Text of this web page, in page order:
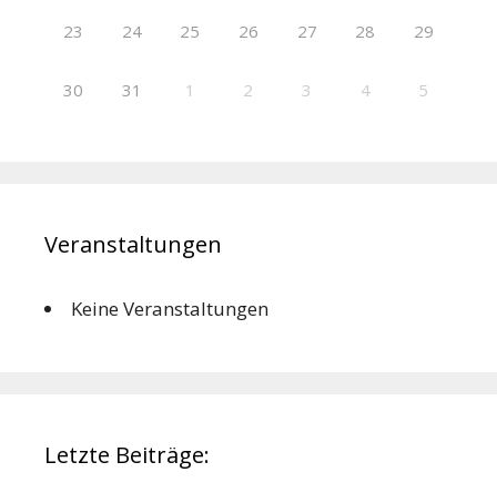
23 24 25 26 27 28 29
30 31 1 2 3 4 5
Veranstaltungen
Keine Veranstaltungen
Letzte Beiträge: